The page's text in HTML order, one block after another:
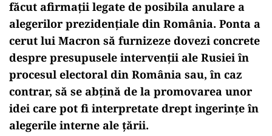
făcut afirmații legate de posibila anulare a
alegerilor prezidențiale din România. Ponta a
cerut lui Macron să furnizeze dovezi concrete
despre presupusele intervenții ale Rusiei în
procesul electoral din România sau, în caz
contrar, să se abțină de la promovarea unor
idei care pot fi interpretate drept ingerințe în
alegerile interne ale țării.